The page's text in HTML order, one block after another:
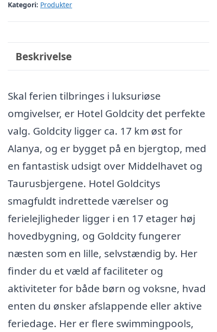
Kategori: Produkter
Beskrivelse
Skal ferien tilbringes i luksuriøse
omgivelser, er Hotel Goldcity det perfekte
valg. Goldcity ligger ca. 17 km øst for
Alanya, og er bygget på en bjergtop, med
en fantastisk udsigt over Middelhavet og
Taurusbjergene. Hotel Goldcitys
smagfuldt indrettede værelser og
ferielejligheder ligger i en 17 etager høj
hovedbygning, og Goldcity fungerer
næsten som en lille, selvstændig by. Her
finder du et væld af faciliteter og
aktiviteter for både børn og voksne, hvad
enten du ønsker afslappende eller aktive
feriedage. Her er flere swimmingpools,